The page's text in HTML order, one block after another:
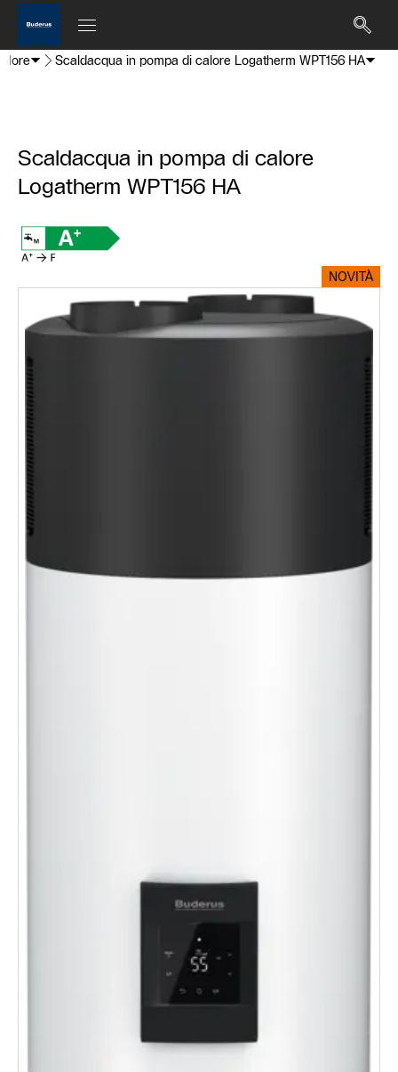
Scaldacqua in pompa di calore Logatherm WPT156 HA
Scaldacqua in pompa di calore
Logatherm WPT156 HA
NOVITÀ